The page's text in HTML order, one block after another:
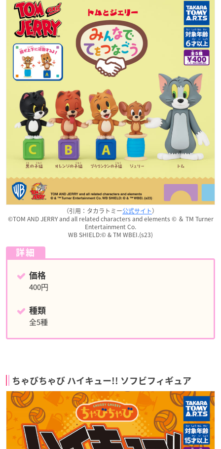
（引用：タカラトミー公式サイト）
©TOM AND JERRY and all related characters and elements © ＆ TM Turner
Entertainment Co.
WB SHIELD:© & TM WBEI.(s23)
詳細
価格
400円
種類
全5種
ちゃびちゃび ハイキュー!! ソフビフィギュア